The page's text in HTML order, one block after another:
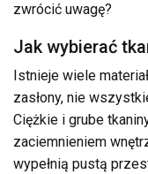
zwrócić uwagę?
Jak wybierać
Istnieje wiele
zasłony, nie
Ciężkie i grube
zaciemnieniem
wypełnią pustą